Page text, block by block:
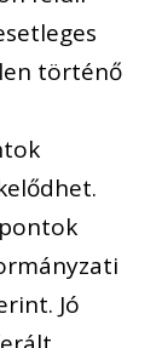
történő
Jó